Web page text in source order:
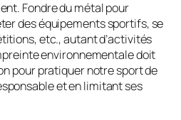
Fondre du métal pour
des équipements sportifs, se
etc., autant d’activités
environnementale doit
pour pratiquer notre sport de
et en limitant ses